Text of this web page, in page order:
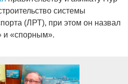
системы
(ЛРТ), при этом он назвал
и «спорным».